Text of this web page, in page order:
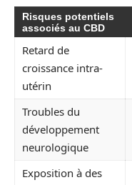
Risques potentiels
associés au CBD
Retard de
croissance intra-
utérin
Troubles du
développement
neurologique
Exposition à des